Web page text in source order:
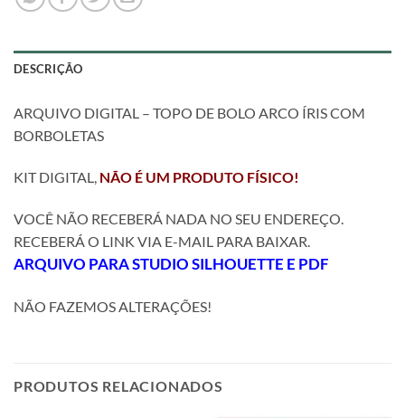
DESCRIÇÃO
ARQUIVO DIGITAL – TOPO DE BOLO ARCO ÍRIS COM
BORBOLETAS
KIT DIGITAL, NÃO É UM PRODUTO FÍSICO!
VOCÊ NÃO RECEBERÁ NADA NO SEU ENDEREÇO.
RECEBERÁ O LINK VIA E-MAIL PARA BAIXAR.
ARQUIVO PARA STUDIO SILHOUETTE E PDF
NÃO FAZEMOS ALTERAÇÕES!
PRODUTOS RELACIONADOS